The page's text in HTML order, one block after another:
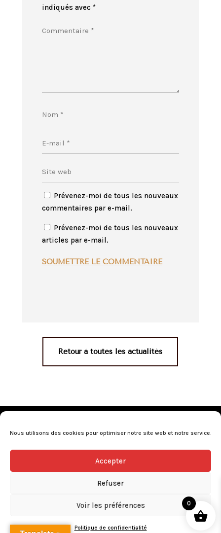
Nous utilisons des cookies pour optimiser notre site web et notre service.
Accepter
Refuser
Voir les préférences
Politique de confidentialité
indiqués avec *
Prévenez-moi de tous les nouveaux
commentaires par e-mail.
Prévenez-moi de tous les nouveaux
articles par e-mail.
SOUMETTRE LE COMMENTAIRE
Retour à toutes les actualités
Conditions générales de vente•Nos revendeurs•
L’abus d’alcool est dangereux pour la santé, consommez avec
0